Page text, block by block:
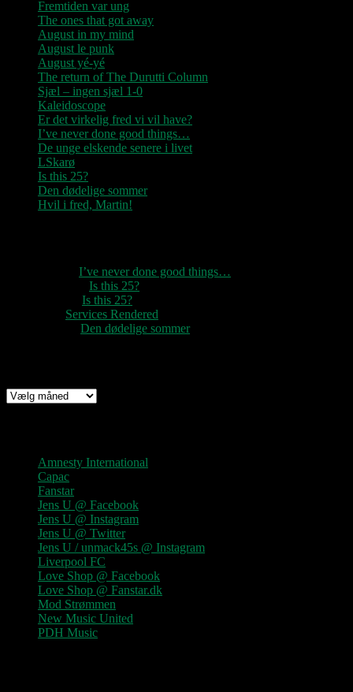
Fremtiden var ung
The ones that got away
August in my mind
August le punk
August yé-yé
The return of The Durutti Column
Sjæl – ingen sjæl 1-0
Kaleidoscope
Er det virkelig fred vi vil have?
I’ve never done good things…
De unge elskende senere i livet
LSkarø
Is this 25?
Den dødelige sommer
Hvil i fred, Martin!
I’ve never done good things…
Is this 25?
Is this 25?
Services Rendered
Den dødelige sommer
Arkiv
Amnesty International
Capac
Fanstar
Jens U @ Facebook
Jens U @ Instagram
Jens U @ Twitter
Jens U / unmack45s @ Instagram
Liverpool FC
Love Shop @ Facebook
Love Shop @ Fanstar.dk
Mod Strømmen
New Music United
PDH Music